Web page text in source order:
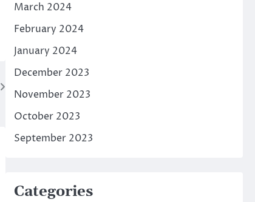
March 2024
February 2024
January 2024
December 2023
November 2023
October 2023
September 2023
Categories